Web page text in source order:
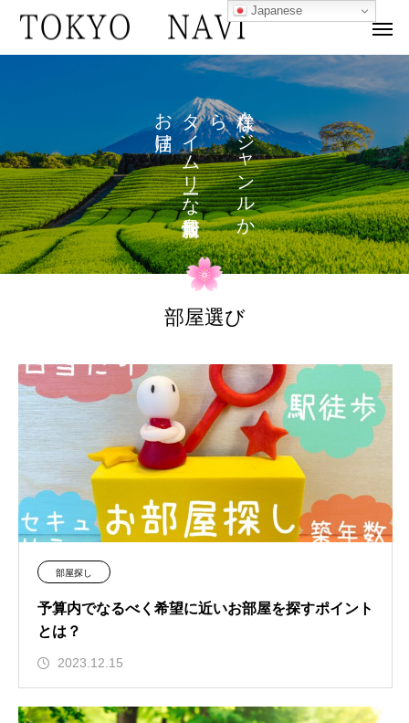
な
ジ
ャ
ン
ル
か
ら
タ
イ
ム
リ
な
を
お
け
部屋選び
部屋探し
予算内でなるべく希望に近いお部屋を探すポイント
とは？
2023.12.15
Japanese